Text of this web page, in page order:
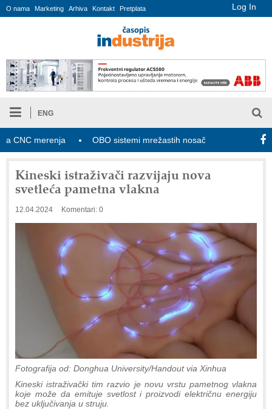
Log In
O nama Marketing Arhiva Kontakt Pretplata
ENG
merenja OBO sistemi mrežastih nosača kablova Novi
Kineski istraživači razvijaju nova
svetleća pametna vlakna
12.04.2024 Komentari: 0
Fotografija od: Donghua University/Handout via Xinhua
Kineski istraživački tim razvio je novu vrstu pametnog vlakna
koje može da emituje svetlost i proizvodi električnu energiju
bez uključivanja u struju.